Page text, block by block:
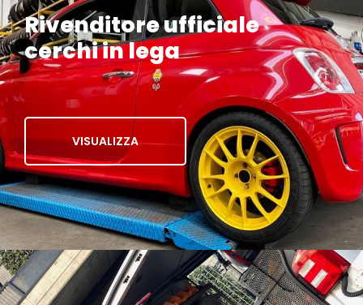
Rivenditore ufficiale
cerchi in lega
VISUALIZZA